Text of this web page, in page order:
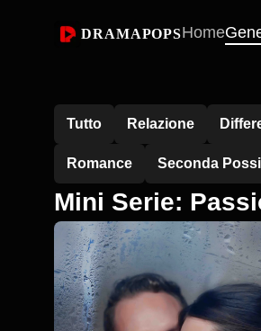
DRAMAPOPSHome
Tutto Relazione
Romance Seconda
Mini Serie: